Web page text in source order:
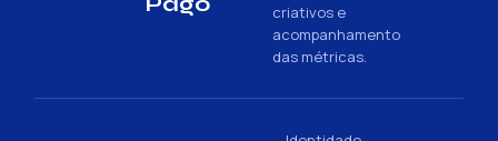
criativos e
acompanhamento
das métricas.